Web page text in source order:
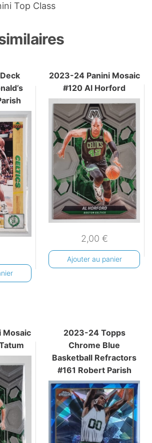
Top Class
2023-24 Panini Mosaic
#120 Al Horford
2,00 €
Ajouter au panier
Mosaic
2023-24 Topps
Chrome Blue
Basketball Refractors
#161 Robert Parish